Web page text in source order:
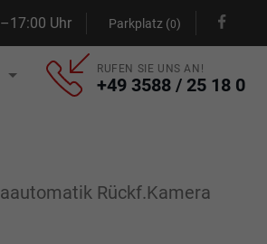
Uhr Parkplatz (0)
RUFEN SIE UNS AN!
+49 3588 / 25 18 0
Rückf.Kamera